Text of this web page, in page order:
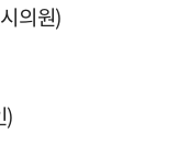
의원)
)